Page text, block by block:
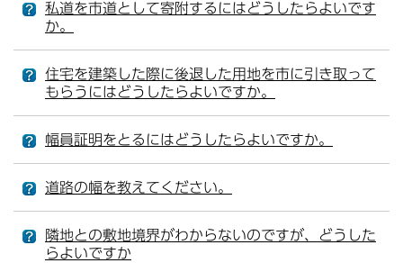
私道を市道として寄附するにはどうしたらよいです
か。
住宅を建築した際に後退した用地を市に引き取って
もらうにはどうしたらよいですか。
幅員証明をとるにはどうしたらよいですか。
道路の幅を教えてください。
隣地との敷地境界がわからないのですが、どうした
らよいですか